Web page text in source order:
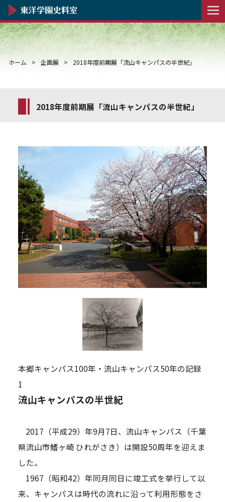
ホーム 企画展 2018年度前期展「流山キャンパスの半世紀」
2018年度前期展「流山キャンパスの半世紀」
本郷キャンパス100年・流山キャンパス50年の記録
1
流山キャンパスの半世紀
2017（平成29）年9月7日、流山キャンパス（千葉
県流山市鰭ヶ崎 ひれがさき）は開設50周年を迎えま
した。
1967（昭和42）年同月同日に竣工式を挙行して以
来、キャンパスは時代の流れに沿って利用形態をさ